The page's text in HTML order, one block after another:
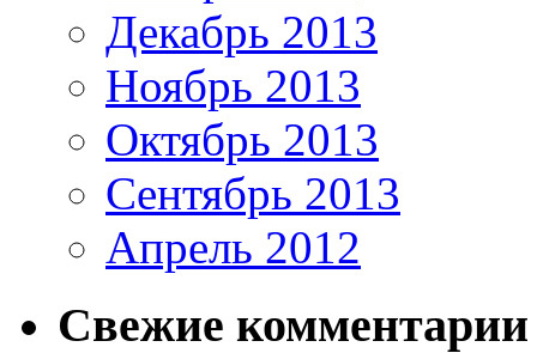
Декабрь 2013
Ноябрь 2013
Октябрь 2013
Сентябрь 2013
Апрель 2012
Свежие комментарии